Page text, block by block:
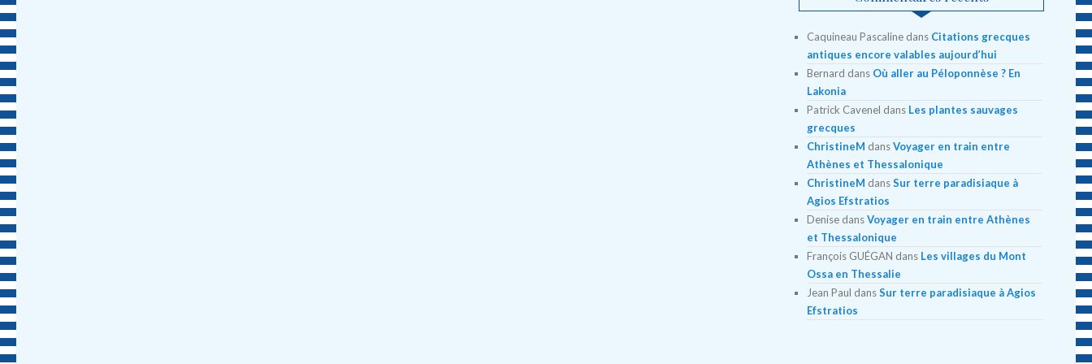
Caquineau Pascalinedans Citations grecques
antiques encore valables aujourd’hui
Bernard dans Où aller au Péloponnèse ? En
Lakonia
Patrick Cavenel dans Les plantes sauvages
grecques
ChristineM dansVoyager en train entre
Athènes et Thessalonique
ChristineM dansSur terre paradisiaque à
Agios Efstratios
DenisedansVoyager en train entre Athènes
et Thessalonique
François GUÉGAN dans Les villages du Mont
Ossa en Thessalie
Jean Paul dansSur terre paradisiaque à Agios
Efstratios